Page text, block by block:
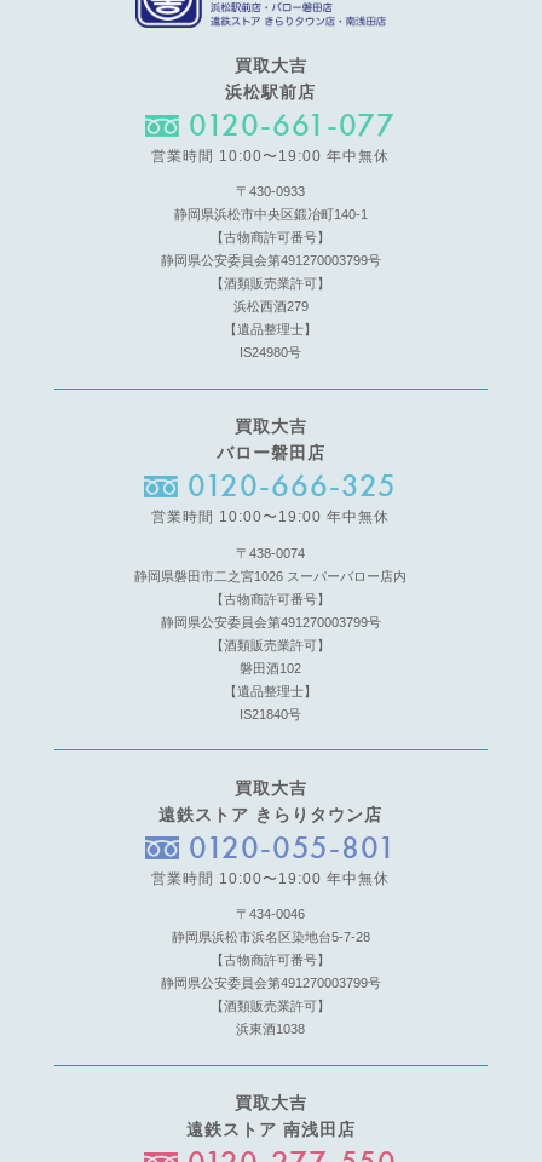
買取大吉
浜松駅前店
0120-661-077
営業時間 10:00〜19:00 年中無休
〒430-0933
静岡県浜松市中央区鍛冶町140-1
【古物商許可番号】
静岡県公安委員会第491270003799号
【酒類販売業許可】
浜松西酒279
【遺品整理士】
IS24980号
買取大吉
バロー磐田店
0120-666-325
営業時間 10:00〜19:00 年中無休
〒438-0074
静岡県磐田市二之宮1026 スーパーバロー店内
【古物商許可番号】
静岡県公安委員会第491270003799号
【酒類販売業許可】
磐田酒102
【遺品整理士】
IS21840号
買取大吉
遠鉄ストア きらりタウン店
0120-055-801
営業時間 10:00〜19:00 年中無休
〒434-0046
静岡県浜松市浜名区染地台5-7-28
【古物商許可番号】
静岡県公安委員会第491270003799号
【酒類販売業許可】
浜東酒1038
買取大吉
遠鉄ストア 南浅田店